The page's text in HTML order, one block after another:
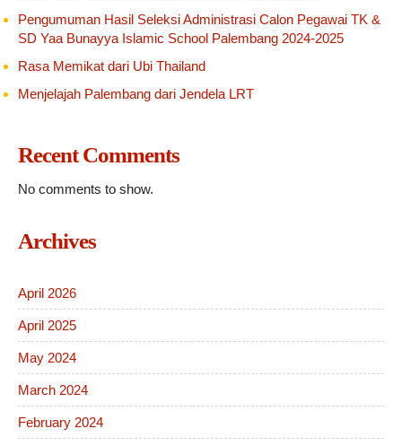
Pengumuman Hasil Seleksi Administrasi Calon Pegawai TK &
SD Yaa Bunayya Islamic School Palembang 2024-2025
Rasa Memikat dari Ubi Thailand
Menjelajah Palembang dari Jendela LRT
Recent Comments
No comments to show.
Archives
April 2026
April 2025
May 2024
March 2024
February 2024